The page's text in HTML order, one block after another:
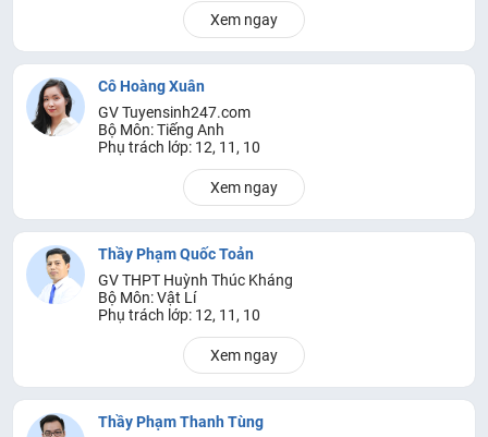
Xem ngay
Cô Hoàng Xuân
GV Tuyensinh247.com
Bộ Môn: Tiếng Anh
Phụ trách lớp: 12, 11, 10
Xem ngay
Thầy Phạm Quốc Toản
GV THPT Huỳnh Thúc Kháng
Bộ Môn: Vật Lí
Phụ trách lớp: 12, 11, 10
Xem ngay
Thầy Phạm Thanh Tùng